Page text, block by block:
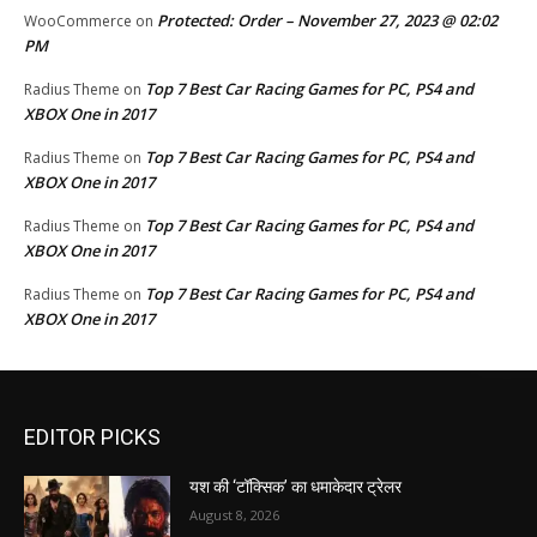
WooCommerce on Protected: Order – November 27, 2023 @ 02:02
PM
Radius Theme on Top 7 Best Car Racing Games for PC, PS4 and
XBOX One in 2017
Radius Theme on Top 7 Best Car Racing Games for PC, PS4 and
XBOX One in 2017
Radius Theme on Top 7 Best Car Racing Games for PC, PS4 and
XBOX One in 2017
Radius Theme on Top 7 Best Car Racing Games for PC, PS4 and
XBOX One in 2017
EDITOR PICKS
यश की ‘टॉक्सिक’ का धमाकेदार ट्रेलर
August 8, 2026